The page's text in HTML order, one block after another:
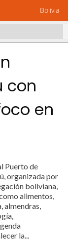
Bolivia
con
en
Puerto de
organizada por
boliviana,
alimentos,
almendras,
la...